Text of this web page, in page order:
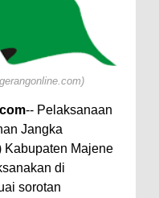
-- Pelaksanaan
Jangka
Kabupaten Majene
di
sorotan